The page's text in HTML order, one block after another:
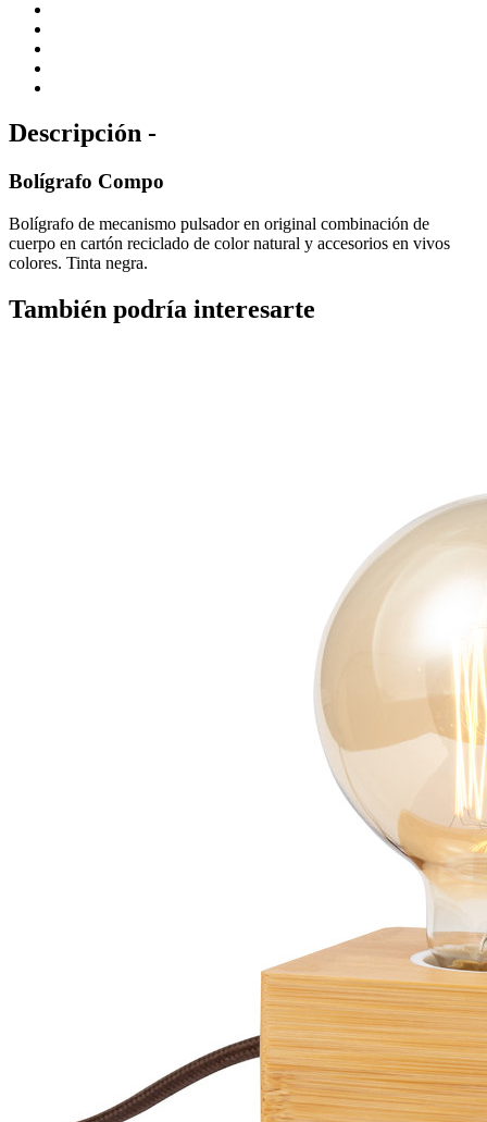
Descripción -
Bolígrafo Compo
Bolígrafo de mecanismo pulsador en original combinación de
cuerpo en cartón reciclado de color natural y accesorios en vivos
colores. Tinta negra.
También podría interesarte